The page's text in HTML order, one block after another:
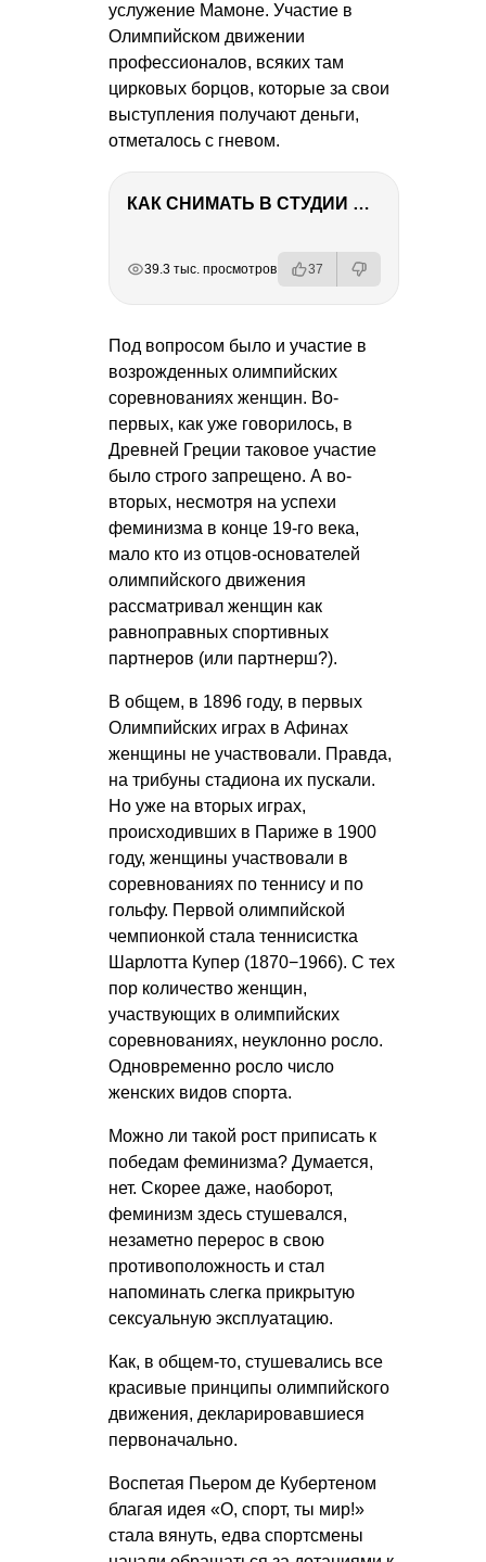
услужение Мамоне. Участие в
Олимпийском движении
профессионалов, всяких там
цирковых борцов, которые за свои
выступления получают деньги,
отметалось с гневом.
КАК СНИМАТЬ В СТУДИИ СО ВСПЫШКАМИ
39.3 тыс. просмотров 37
Под вопросом было и участие в
возрожденных олимпийских
соревнованиях женщин. Во-
первых, как уже говорилось, в
Древней Греции таковое участие
было строго запрещено. А во-
вторых, несмотря на успехи
феминизма в конце 19-го века,
мало кто из отцов-основателей
олимпийского движения
рассматривал женщин как
равноправных спортивных
партнеров (или партнерш?).
В общем, в 1896 году, в первых
Олимпийских играх в Афинах
женщины не участвовали. Правда,
на трибуны стадиона их пускали.
Но уже на вторых играх,
происходивших в Париже в 1900
году, женщины участвовали в
соревнованиях по теннису и по
гольфу. Первой олимпийской
чемпионкой стала теннисистка
Шарлотта Купер (1870−1966). С тех
пор количество женщин,
участвующих в олимпийских
соревнованиях, неуклонно росло.
Одновременно росло число
женских видов спорта.
Можно ли такой рост приписать к
победам феминизма? Думается,
нет. Скорее даже, наоборот,
феминизм здесь стушевался,
незаметно перерос в свою
противоположность и стал
напоминать слегка прикрытую
сексуальную эксплуатацию.
Как, в общем-то, стушевались все
красивые принципы олимпийского
движения, декларировавшиеся
первоначально.
Воспетая Пьером де Кубертеном
благая идея «О, спорт, ты мир!»
стала вянуть, едва спортсмены